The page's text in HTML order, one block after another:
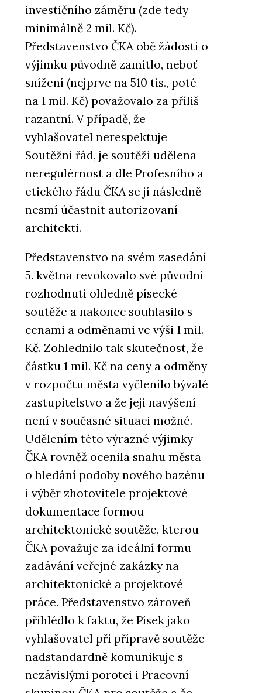
investičního záměru (zde tedy
minimálně 2 mil. Kč).
Představenstvo ČKA obě žádosti o
výjimku původně zamítlo, neboť
snížení (nejprve na 510 tis., poté
na 1 mil. Kč) považovalo za příliš
razantní. V případě, že
vyhlašovatel nerespektuje
Soutěžní řád, je soutěži udělena
neregulérnost a dle Profesního a
etického řádu ČKA se jí následně
nesmí účastnit autorizovaní
architekti.
Představenstvo na svém zasedání
5. května revokovalo své původní
rozhodnutí ohledně písecké
soutěže a nakonec souhlasilo s
cenami a odměnami ve výši 1 mil.
Kč. Zohlednilo tak skutečnost, že
částku 1 mil. Kč na ceny a odměny
v rozpočtu města vyčlenilo bývalé
zastupitelstvo a že její navýšení
není v současné situaci možné.
Udělením této výrazné výjimky
ČKA rovněž ocenila snahu města
o hledání podoby nového bazénu
i výběr zhotovitele projektové
dokumentace formou
architektonické soutěže, kterou
ČKA považuje za ideální formu
zadávání veřejné zakázky na
architektonické a projektové
práce. Představenstvo zároveň
přihlédlo k faktu, že Písek jako
vyhlašovatel při přípravě soutěže
nadstandardně komunikuje s
nezávislými porotci i Pracovní